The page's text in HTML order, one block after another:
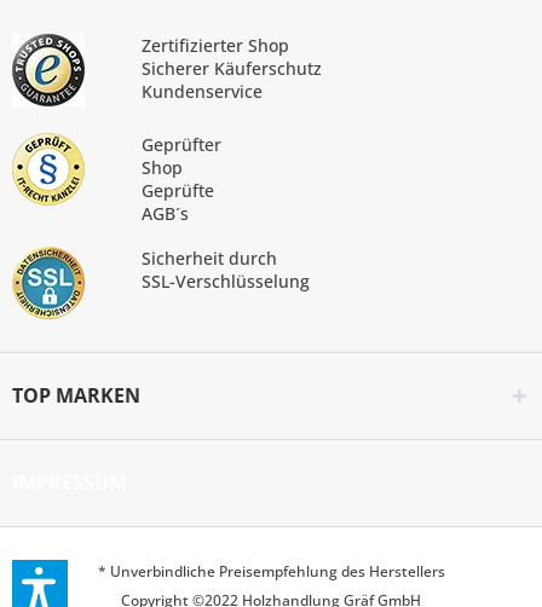
Zertifizierter Shop
Sicherer Käuferschutz
Kundenservice
Geprüfter
Shop
Geprüfte
AGB´s
Sicherheit durch
SSL-Verschlüsselung
TOP MARKEN
* Unverbindliche Preisempfehlung des Herstellers
Copyright ©2022 Holzhandlung Gräf GmbH